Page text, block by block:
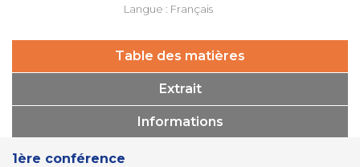
Langue : Français
Table des matières
Extrait
Informations
1ère conférence